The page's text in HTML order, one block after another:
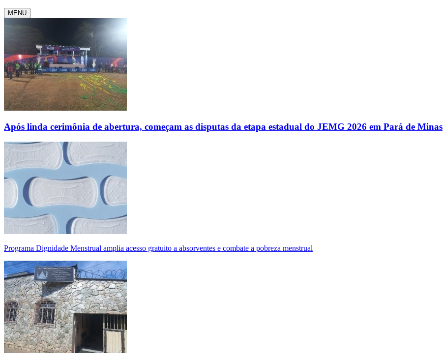
MENU
Após linda cerimônia de abertura, começam as disputas da etapa estadual do JEMG 2026 em Pará de Minas
Programa Dignidade Menstrual amplia acesso gratuito a absorventes e combate a pobreza menstrual